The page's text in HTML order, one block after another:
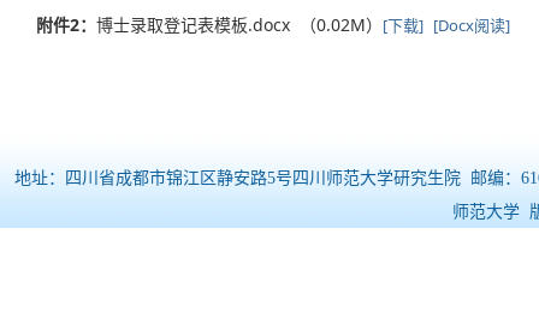
附件2： 博士录取登记表模板.docx （0.02M） [下载] [Docx阅读]
地址：四川省成都市锦江区静安路5号四川师范大学研究生院 邮编：
师范大学